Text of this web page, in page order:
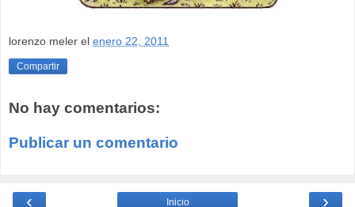
lorenzo meler el enero 22, 2011
Compartir
No hay comentarios:
Publicar un comentario
‹ ›
Inicio